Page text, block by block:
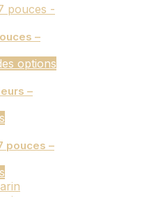
choisies
la
du
plusieurs
Les
peuvent
choisies
du
–
options
–
a
Les
pouces –
produit